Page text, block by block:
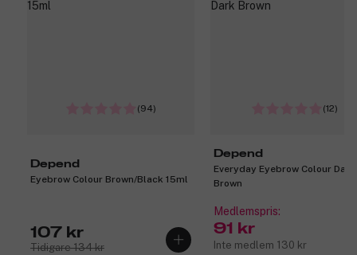
(94)
Depend
Eyebrow Colour Brown/Black 15ml
107 kr
Tidigare 134 kr
(12)
Depend
Everyday Eyebrow Colour Dark
Brown
Medlemspris:
91 kr
Inte medlem 130 kr